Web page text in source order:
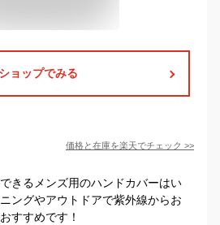
ショップでみる
価格と在庫を楽天でチェック >>
きるメンズ用のハンドカバーはい
ングやアウトドアで紫外線からお
すすめです！